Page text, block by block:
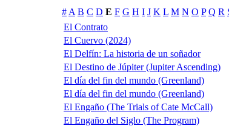
# A B C D E F G H I J K L M N O P Q R
El Contrato
El Cuervo (2024)
El Delfín: La historia de un soñador
El Destino de Júpiter (Jupiter Ascending)
El día del fin del mundo (Greenland)
El día del fin del mundo (Greenland)
El Engaño (The Trials of Cate McCall)
El Engaño del Siglo (The Program)